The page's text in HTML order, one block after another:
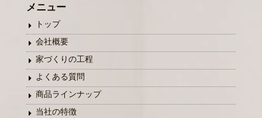
メニュー
トップ
会社概要
家づくりの工程
よくある質問
商品ラインナップ
当社の特徴